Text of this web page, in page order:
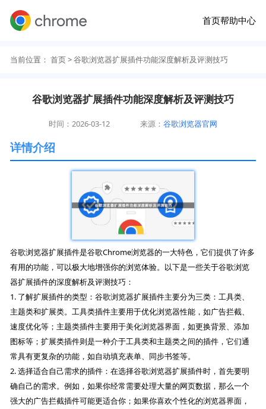
首页帮助中心
当前位置： 首页> 谷歌浏览器扩展插件功能深度解析及评测技巧
谷歌浏览器扩展插件功能深度解析及评测技巧
时间：2026-03-12 来源：谷歌浏览器官网
详情介绍
谷歌浏览器扩展插件是谷歌Chrome浏览器的一大特色，它们提供了许多
有用的功能，可以极大地增强你的浏览体验。以下是一些关于谷歌浏览
器扩展插件的深度解析及评测技巧：
1. 了解扩展插件的类型：谷歌浏览器扩展插件主要分为三类：工具类、
主题类和扩展类。工具类插件主要用于优化浏览器性能，如广告拦截、
速度优化等；主题类插件主要用于美化浏览器界面，如更换背景、添加
图标等；扩展类插件则是一种介于工具类和主题类之间的插件，它们通
常具有更复杂的功能，如自动填充表单、同步书签等。
2. 选择适合自己需求的插件：在选择谷歌浏览器扩展插件时，首先要明
确自己的需求。例如，如果你经常需要处理大量的网页数据，那么一个
强大的广告拦截插件可能更适合你；如果你喜欢个性化的浏览器界面，